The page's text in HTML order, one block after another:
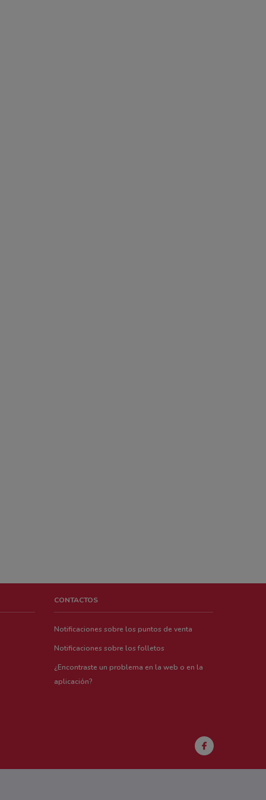
CONTACTOS
Notificaciones sobre los puntos de venta
Notificaciones sobre los folletos
¿Encontraste un problema en la web o en la
aplicación?